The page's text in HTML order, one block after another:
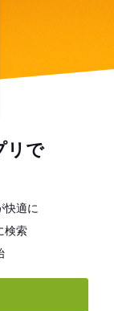
リで
快適に
検索